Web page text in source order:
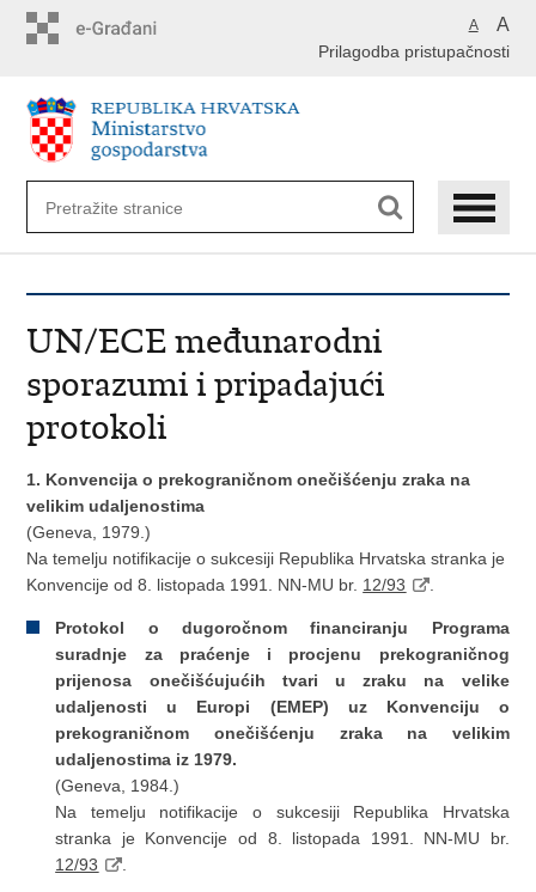
A A
Prilagodba pristupačnosti
UN/ECE međunarodni
sporazumi i pripadajući
protokoli
1. Konvencija o prekograničnom onečišćenju zraka na
velikim udaljenostima
(Geneva, 1979.)
Na temelju notifikacije o sukcesiji Republika Hrvatska stranka je
Konvencije od 8. listopada 1991. NN-MU br. 12/93
Protokol o dugoročnom financiranju Programa
suradnje za praćenje i procjenu prekograničnog
prijenosa onečišćujućih tvari u zraku na velike
udaljenosti u Europi (EMEP) uz Konvenciju o
prekograničnom onečišćenju zraka na velikim
udaljenostima iz 1979.
(Geneva, 1984.)
Na temelju notifikacije o sukcesiji Republika Hrvatska
stranka je Konvencije od 8. listopada 1991. NN-MU br.
12/93